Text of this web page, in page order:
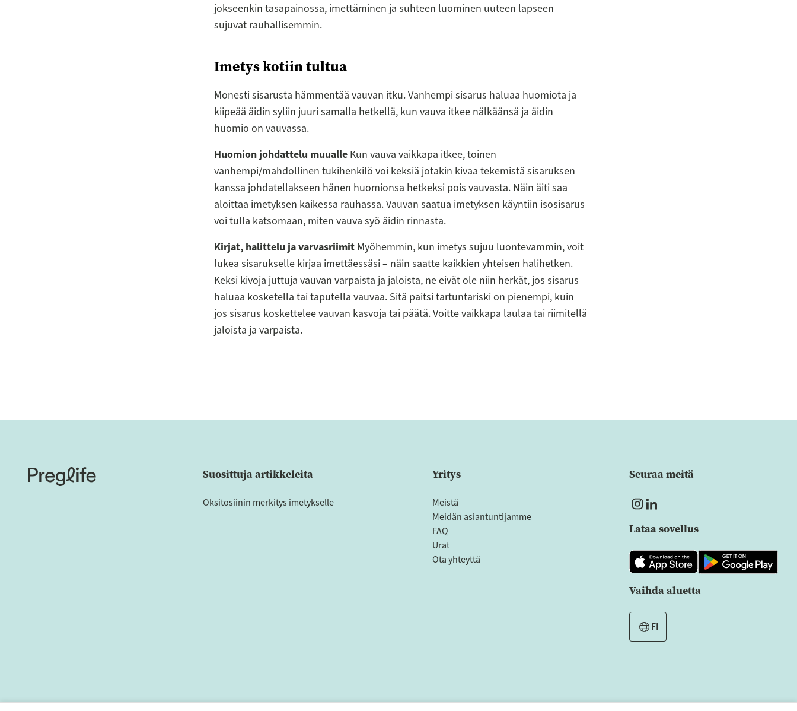
jokseenkin tasapainossa, imettäminen ja suhteen luominen uuteen lapseen
sujuvat rauhallisemmin.
Imetys kotiin tultua
Monesti sisarusta hämmentää vauvan itku. Vanhempi sisarus haluaa huomiota ja
kiipeää äidin syliin juuri samalla hetkellä, kun vauva itkee nälkäänsä ja äidin
huomio on vauvassa.
Huomion johdattelu muualleKun vauva vaikkapa itkee, toinen
vanhempi/mahdollinen tukihenkilö voi keksiä jotakin kivaa tekemistä sisaruksen
kanssa johdatellakseen hänen huomionsa hetkeksi pois vauvasta. Näin äiti saa
aloittaa imetyksen kaikessa rauhassa. Vauvan saatua imetyksen käyntiin isosisarus
voi tulla katsomaan, miten vauva syö äidin rinnasta.
Kirjat, halittelu ja varvasriimitMyöhemmin, kun imetys sujuu luontevammin, voit
lukea sisarukselle kirjaa imettäessäsi – näin saatte kaikkien yhteisen halihetken.
Keksi kivoja juttuja vauvan varpaista ja jaloista, ne eivät ole niin herkät, jos sisarus
haluaa kosketella tai taputella vauvaa. Sitä paitsi tartuntariski on pienempi, kuin
jos sisarus koskettelee vauvan kasvoja tai päätä. Voitte vaikkapa laulaa tai riimitellä
jaloista ja varpaista.
Suosittuja artikkeleita
Oksitosiinin merkitys imetykselle
Yritys
Meistä
Meidän asiantuntijamme
FAQ
Urat
Ota yhteyttä
Seuraa meitä
Lataa sovellus
Vaihda aluetta
FI